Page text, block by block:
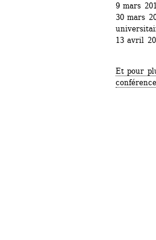
9 mars
30 mars
13 avril
Et pour